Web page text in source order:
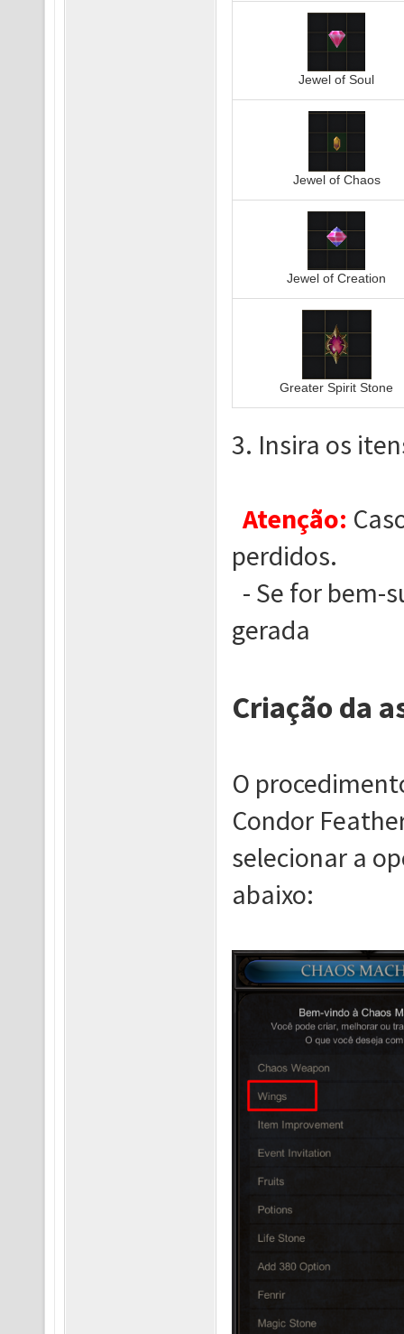
Jewel of Soul
Jewel of Chaos
Jewel of Creation
Greater Spirit Stone
3. Insira os
Atenção:
perdidos.
- Se for bem-
gerada
Criação da
O
Condor
selecionar a
abaixo: